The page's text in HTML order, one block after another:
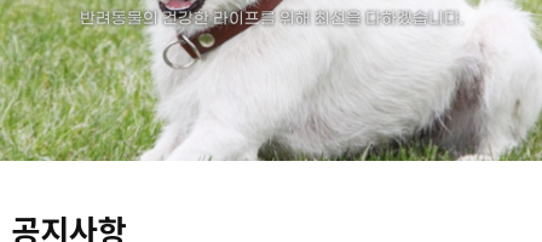
반려동물의 건강한 라이프를 위해 최선을 다하겠습니다.
공지사항